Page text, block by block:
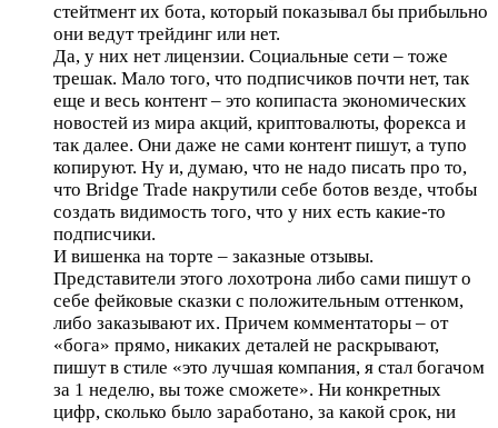
стейтмент их бота, который показывал бы прибыльно
они ведут трейдинг или нет.
Да, у них нет лицензии. Социальные сети – тоже
трешак. Мало того, что подписчиков почти нет, так
еще и весь контент – это копипаста экономических
новостей из мира акций, криптовалюты, форекса и
так далее. Они даже не сами контент пишут, а тупо
копируют. Ну и, думаю, что не надо писать про то,
что Bridge Trade накрутили себе ботов везде, чтобы
создать видимость того, что у них есть какие-то
подписчики.
И вишенка на торте – заказные отзывы.
Представители этого лохотрона либо сами пишут о
себе фейковые сказки с положительным оттенком,
либо заказывают их. Причем комментаторы – от
«бога» прямо, никаких деталей не раскрывают,
пишут в стиле «это лучшая компания, я стал богачом
за 1 неделю, вы тоже сможете». Ни конкретных
цифр, сколько было заработано, за какой срок, ни